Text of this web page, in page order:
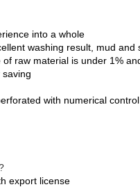
into a whole
washing result, mud and
raw material is under 1%
with numerical
export license